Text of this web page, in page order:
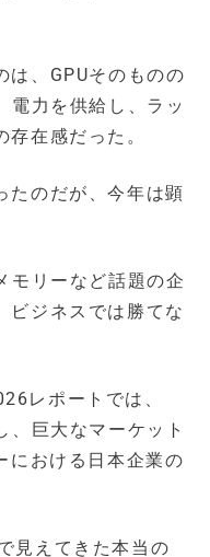
は、GPUそのものの
電力を供給し、ラッ
在感だった。
たのだが、今年は顕
モリーなど話題の企
ビジネスでは勝てな
レポートでは、
、巨大なマーケット
における日本企業の
見えてきた本当の